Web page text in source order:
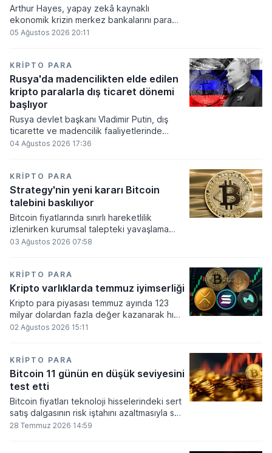
Arthur Hayes, yapay zekâ kaynaklı
ekonomik krizin merkez bankalarını para
basmaya zorlayacağını ve bu durumun
kayıplarının tetikleyeceği kredi krizinin
küresel likidite artışına yol açacağını belirtti
ve bitcoinin bu süreçte en hızlı tepki veren
varlık olacağı vurguladı.
05 Ağustos 2026 20:11
KRIPTO PARA
Rusya'da madencilikten elde edilen
kripto paralarla dış ticaret dönemi
başlıyor
Rusya devlet başkanı Vladimir Putin, dış
ticarette ve madencilik faaliyetlerinde
kripto varlıkların kullanımına onay veren
elde edilen dijital paraların belirli şartlar
altında dolaşımına ve menkul kıymet
alımlarında kullanılmasına olanak sağlanıyor.
04 Ağustos 2026 17:36
KRIPTO PARA
Strategy'nin yeni kararı Bitcoin
talebini baskılıyor
Bitcoin fiyatlarında sınırlı hareketlilik
izlenirken kurumsal talepteki yavaşlama
piyasa dinamiklerini etkiliyor. ABD Merkez
çalışmalarındaki belirsizliklerle baskı altında
kalmaya devam ediyor.
03 Ağustos 2026 07:58
KRIPTO PARA
Kripto varlıklarda temmuz iyimserliği
Kripto para piyasası temmuz ayında 123
milyar dolardan fazla değer kazanarak hızlı
bir toparlanma sürecine girdi. Bitcoin ve
2 trilyon 159 milyar 780 milyon dolar
seviyesine ulaştı.
02 Ağustos 2026 15:11
KRIPTO PARA
Bitcoin 11 günün en düşük seviyesini
test etti
Bitcoin fiyatları teknoloji hisselerindeki sert
satış dalgasının risk iştahını azaltmasıyla son
11 günün en düşük seviyesine indi.
28 Temmuz 2026 14:59